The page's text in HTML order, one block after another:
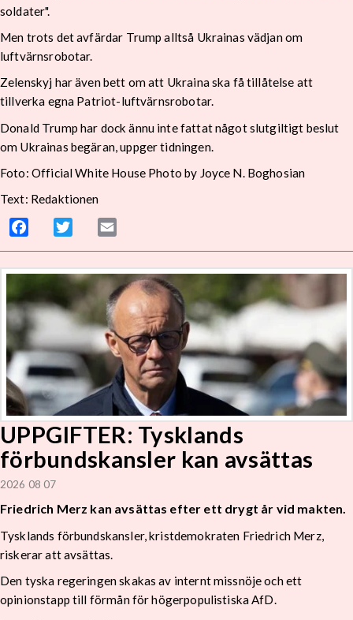
soldater".
Men trots det avfärdar Trump alltså Ukrainas vädjan om
luftvärnsrobotar.
Zelenskyj har även bett om att Ukraina ska få tillåtelse att
tillverka egna Patriot-luftvärnsrobotar.
Donald Trump har dock ännu inte fattat något slutgiltigt beslut
om Ukrainas begäran, uppger tidningen.
Foto: Official White House Photo by Joyce N. Boghosian
Text: Redaktionen
Facebook Twitter
UPPGIFTER: Tysklands
förbundskansler kan avsättas
2026 08 07
Friedrich Merz kan avsättas efter ett drygt år vid makten.
Tysklands förbundskansler, kristdemokraten Friedrich Merz,
riskerar att avsättas.
Den tyska regeringen skakas av internt missnöje och ett
opinionstapp till förmån för högerpopulistiska AfD.